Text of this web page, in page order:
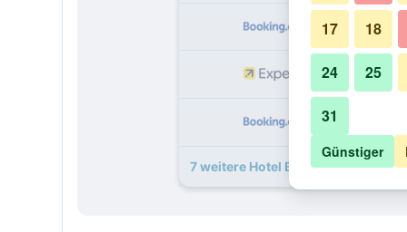
7 weitere Hotel Barbara Angebote
17 18
24 25
31
Günstiger